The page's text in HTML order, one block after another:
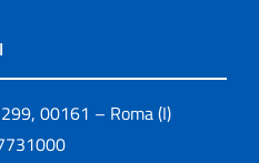
00161 – Roma (I)